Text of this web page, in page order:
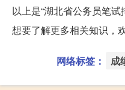
以上是“湖北省公务员笔
想要了解更多相关知识，
网络标签： 成